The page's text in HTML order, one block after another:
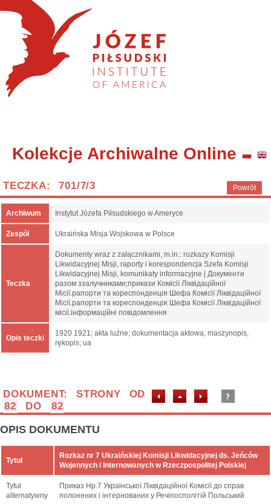
Kolekcje Archiwalne Online
Powrót
TECZKA: 701/7/3
Archiwum Instytut Józefa Piłsudskiego w Ameryce
Zespół Ukraińska Misja Wojskowa w Polsce
Teczka
Dokumenty wraz z załącznikami, m.in.: rozkazy Komisji
Likwidacyjnej Misji, raporty i korespondencja Szefa Komisji
Likwidacyjnej Misji, komunikaty informacyjne | Документи
разом ззалучниками;прикази Комісії Ліквідаційної
Місії.рапорти та кореспонденція Шефа Комісії Ліквідаційної
Місії.рапорти та кореспонденція Шефа Комісії Ліквідаційної
місії.інформаційні повідомлення
Opis teczki
1920 1921; akta luźne; dokumentacja aktowa; maszynopis,
rękopis; ua
DOKUMENT: STRONY OD
82
DO 82
OPIS DOKUMENTU
Tytuł
Rozkaz nr 7 Ukraińskiej Komisji Likwidacyjnej ds. Jeńców
Wojennych i Internowanych w Rzeczpospolitej Polskiej
Tytuł
alternatywny
Приказ Нр.7 Украінської Ліквідаційної Комісії до справ
полонених і інтернованих у Речіпосполітій Польський